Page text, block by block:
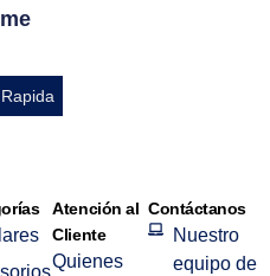
Atención al
Cliente
Quienes
Contáctanos
Nuestro
equipo de